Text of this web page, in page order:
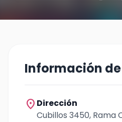
Información
location_on Dirección
Cubillos 3450, Rama